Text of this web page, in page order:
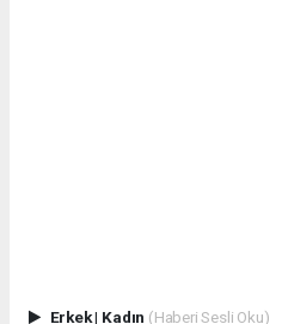
Erkek| Kadın (Haberi Sesli Oku)